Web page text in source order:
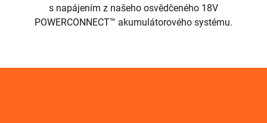
s napájením z našeho osvědčeného 18V
POWERCONNECT™ akumulátorového systému.